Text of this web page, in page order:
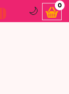
🌙
0